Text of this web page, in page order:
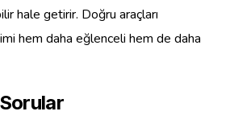
hale getirir. Doğru araçları
hem daha eğlenceli hem de daha